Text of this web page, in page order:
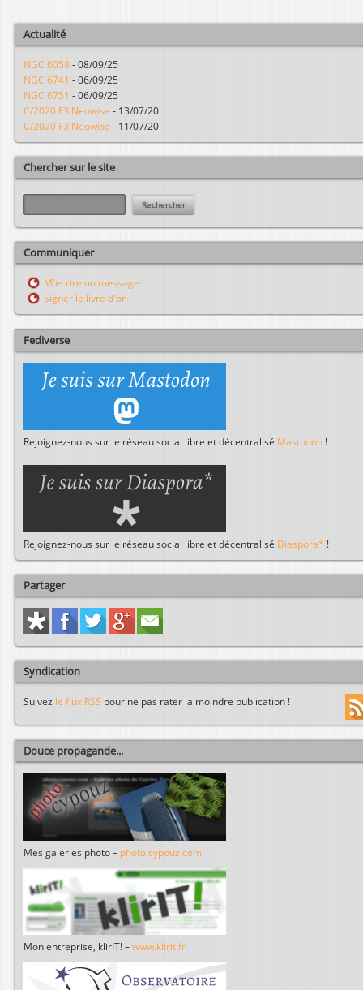
Actualité
NGC 6058 - 08/09/25
NGC 6741 - 06/09/25
NGC 6751 - 06/09/25
C/2020 F3 Neowise - 13/07/20
C/2020 F3 Neowise - 11/07/20
Chercher sur le site
R
e
c
h
e
h
r
Communiquer
M'écrire un message
Signer le livre d'or
Fediverse
Rejoignez-nous sur le réseau social libre et décentralisé Mastodon !
Rejoignez-nous sur le réseau social libre et décentralisé Diaspora* !
Partager
Syndication
Suivez le flux RSS pour ne pas rater la moindre publication !
Douce propagande...
Mes galeries photo – photo.cypouz.com
Mon entreprise, klirIT! – www.klirit.fr